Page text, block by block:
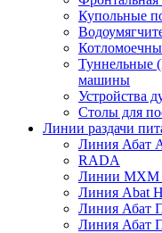
Купольные
Туннельные
машины
Устройства
Столы для
Линии раздачи
Линия Абат
RADA
Линии МХМ
Линия Abat
Линия Абат
Линия Абат